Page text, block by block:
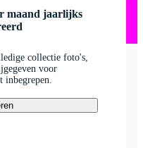
maand jaarlijks
collectie foto's,
voor